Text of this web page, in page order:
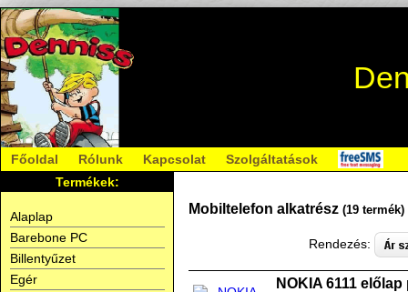
Főoldal Rólunk Kapcsolat
Szolgáltatások
Termékek:
Alaplap
Barebone PC
Billentyűzet
Egér
Mobiltelefon alkatrész (19 termék)
Rendezés:
NOKIA 6111